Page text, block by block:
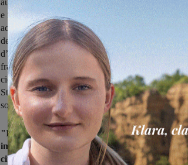
aumentandone l’isolamento e creando un
e insicuro per la circolazione. Non osiamo pensare
accadere con l’arresto di un veicolo sul ponte con
del traffico tra due arterie principali e l’estrema
d’intervento. In risposta il Sindaco di San
fragilità è il prezzo da pagare se vogliamo
ciclabili con l’Oltrarno. A questo punto,
Stelle da sempre sostenga la mobilità dolce non ci
soluzione sia migliore del problema che
"In poche parole il Piano del Traffico propone
impatto di bilancio ma con un notevole
circolazione.
Se un Piano del Traffico volto a